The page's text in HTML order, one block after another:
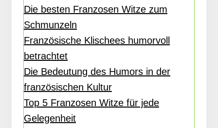
Die besten Franzosen Witze zum
Schmunzeln
Französische Klischees humorvoll
betrachtet
Die Bedeutung des Humors in der
französischen Kultur
Top 5 Franzosen Witze für jede
Gelegenheit